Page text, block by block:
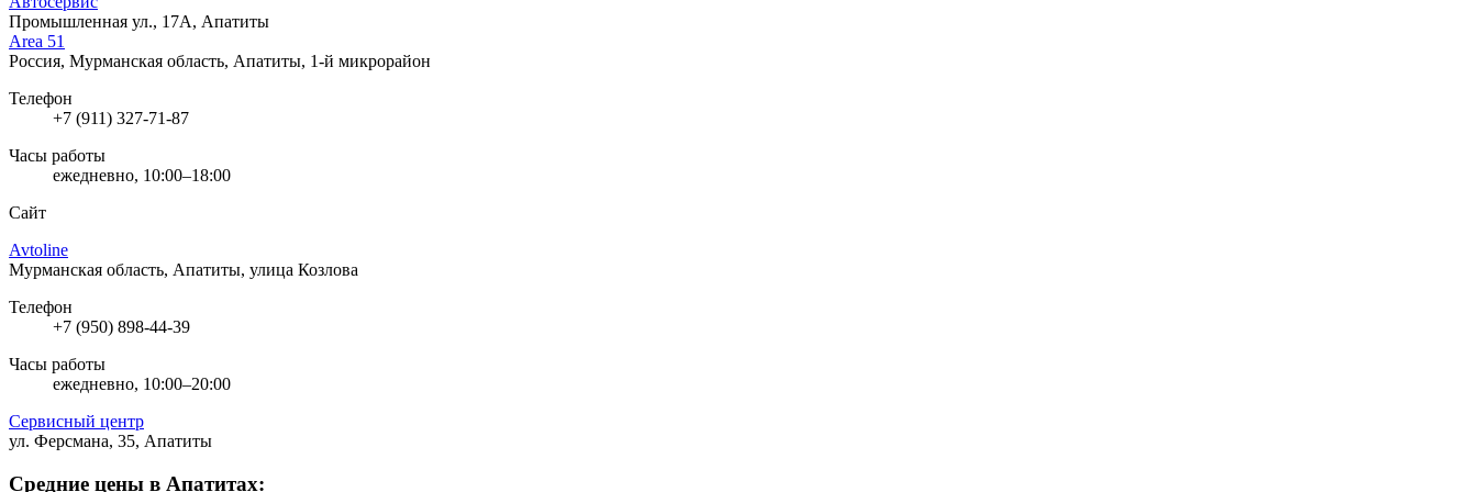
Промышленная ул., 17А, Апатиты
Area 51
Россия, Мурманская область, Апатиты, 1-й микрорайон
Телефон
+7 (911) 327-71-87
Часы работы
ежедневно, 10:00–18:00
Сайт
Avtoline
Мурманская область, Апатиты, улица Козлова
Телефон
+7 (950) 898-44-39
Часы работы
ежедневно, 10:00–20:00
Сервисный центр
ул. Ферсмана, 35, Апатиты
Средние цены в Апатитах: